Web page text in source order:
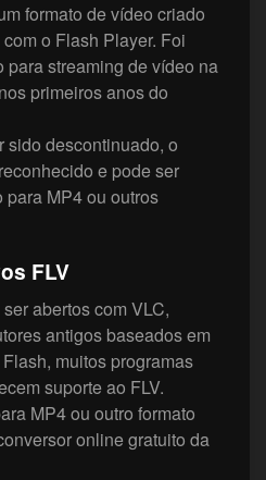
formato de vídeo criado
o Flash Player. Foi
streaming de vídeo na
primeiros anos do
sido descontinuado, o
e pode ser
MP4 ou outros
FLV
abertos com VLC,
antigos baseados em
muitos programas
suporte ao FLV.
MP4 ou outro formato
online gratuito da